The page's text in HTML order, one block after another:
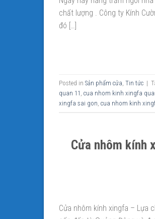
chất lượng . Công ty Kính
đó […]
Posted in Sản phẩm cửa Tin tức |
quan 11 cua nhom kinh xingfa
xingfa sai gon cua nhom kinh
Cửa nhôm kính
Cửa nhôm kính xingfa – Lựa